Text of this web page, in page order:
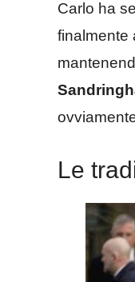
Carlo ha
finalmente
Le